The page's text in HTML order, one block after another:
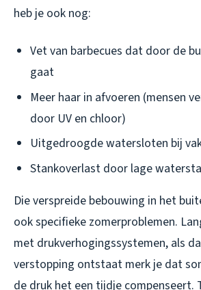
heb je ook nog:
Vet van barbecues dat door de
gaat
Meer haar in afvoeren (mensen
door UV en chloor)
Uitgedroogde watersloten bij
Stankoverlast door lage
Die verspreide bebouwing in het
ook specifieke zomerproblemen.
met drukverhogingssystemen, als
verstopping ontstaat merk je dat
de druk het een tijdje compenseert.